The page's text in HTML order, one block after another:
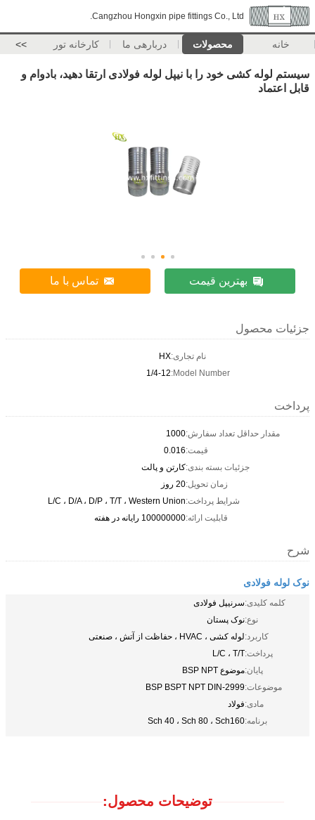
Cangzhou Hongxin pipe fittings Co., Ltd.
خانه محصولات دربارهی ما کارخانه تور >>
سیستم لوله کشی خود را با نیپل لوله فولادی ارتقا دهید، بادوام و
قابل اعتماد
بهترین قیمت تماس با ما
جزئیات محصول
نام تجاری:HX
Model Number:
1/4-12
پرداخت
مقدار حداقل تعداد سفارش:1000
قیمت:0.016
جزئیات بسته بندی:کارتن و پالت
زمان تحویل:20 روز
شرایط پرداخت:L/C ، D/A ، D/P ، T/T ، Western Union
قابلیت ارائه:100000000 رایانه در هفته
شرح
نوک لوله فولادی
کلمه کلیدی:سرنیپل فولادی
نوع:نوک پستان
کاربرد:لوله کشی ، HVAC ، حفاظت از آتش ، صنعتی
پرداخت:L/C ، T/T
پایان:موضوع BSP NPT
موضوعات:BSP BSPT NPT DIN-2999
مادی:فولاد
برنامه:Sch 40 ، Sch 80 ، Sch160
توضیحات محصول: